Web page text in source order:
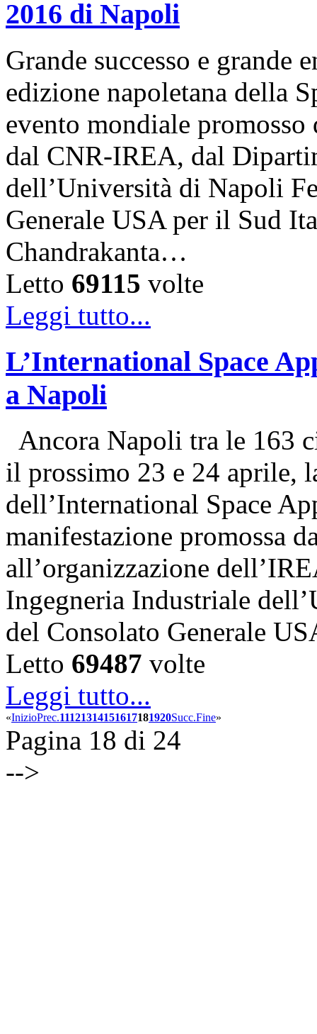
2016 di Napoli
Grande successo e grande
edizione napoletana della
evento mondiale
dal CNR-IREA, dal
dell’Università di Napoli
Generale USA per il Sud
Chandrakanta…
Letto 69115 volte
Leggi tutto...
L’International Space
a Napoli
Ancora Napoli tra le 163
il prossimo 23 e 24 aprile,
dell’International Space
manifestazione promossa
all’organizzazione
Ingegneria Industriale
del Consolato Generale
Letto 69487 volte
Leggi tutto...
«InizioPrec.11121314151617181920Succ.Fine»
Pagina 18 di 24
-->